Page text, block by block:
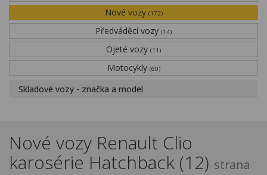
Obytné vozy
Financování
Novinky
Kariéra
Kontakty
Nové vozy (172)
Předváděcí vozy (14)
Ojeté vozy (11)
Motocykly (60)
Skladové vozy - značka a model
Nové vozy Renault Clio
karosérie Hatchback (12) strana